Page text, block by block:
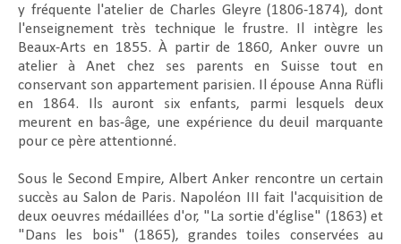
y fréquente l'atelier de Charles Gleyre (1806-1874), dont
l'enseignement très technique le frustre. Il intègre les
Beaux-Arts en 1855. À partir de 1860, Anker ouvre un
atelier à Anet chez ses parents en Suisse tout en
conservant son appartement parisien. Il épouse Anna Rüfli
en 1864. Ils auront six enfants, parmi lesquels deux
meurent en bas-âge, une expérience du deuil marquante
pour ce père attentionné.
Sous le Second Empire, Albert Anker rencontre un certain
succès au Salon de Paris. Napoléon III fait l'acquisition de
deux oeuvres médaillées d'or, "La sortie d'église" (1863) et
"Dans les bois" (1865), grandes toiles conservées au